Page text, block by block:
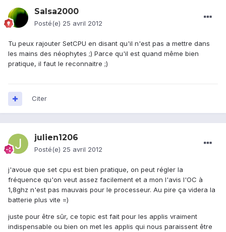
Salsa2000
Posté(e) 25 avril 2012
Tu peux rajouter SetCPU en disant qu'il n'est pas a mettre dans
les mains des néophytes ;) Parce qu'il est quand même bien
pratique, il faut le reconnaitre ;)
Citer
julien1206
Posté(e) 25 avril 2012
j'avoue que set cpu est bien pratique, on peut régler la
fréquence qu'on veut assez facilement et a mon l'avis l'OC à
1,8ghz n'est pas mauvais pour le processeur. Au pire ça videra la
batterie plus vite =)
juste pour être sûr, ce topic est fait pour les applis vraiment
indispensable ou bien on met les applis qui nous paraissent être